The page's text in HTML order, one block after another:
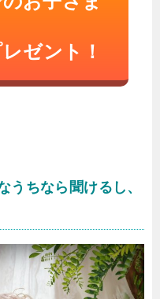
ゼント！
うちなら聞けるし、